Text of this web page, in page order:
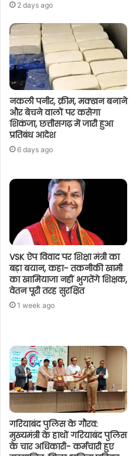
2 days ago
नकली पनीर, क्रीम, मक्खन बनाने
और बेचने वालों पर कसेगा
शिकंजा, छत्तीसगढ़ में जारी हुआ
प्रतिबंध आदेश
6 days ago
VSK ऐप विवाद पर शिक्षा मंत्री का
बड़ा बयान, कहा- तकनीकी खामी
का खामियाजा नहीं भुगतेंगे शिक्षक,
वेतन पूरी तरह सुरक्षित
1 week ago
गरियाबंद पुलिस के गौरव:
मुख्यमंत्री के हाथों गरियाबंद पुलिस
के चार अधिकारी- कर्मचारी हुए